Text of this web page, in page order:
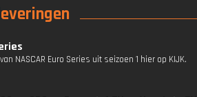
NASCAR Euro Series uit seizoen 1 hier op KIJK.